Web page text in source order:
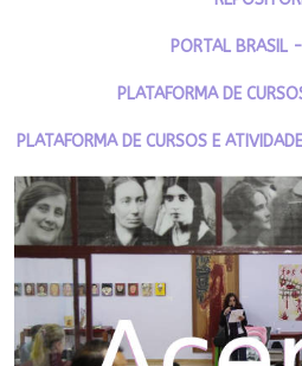
PORTAL BRASIL
PLATAFORMA DE
PLATAFORMA DE CURSOS E